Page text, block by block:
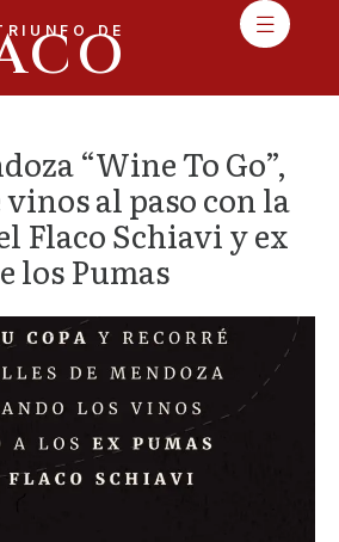
DE
“Wine To Go”,
al paso con la
Flaco Schiavi y ex
los Pumas